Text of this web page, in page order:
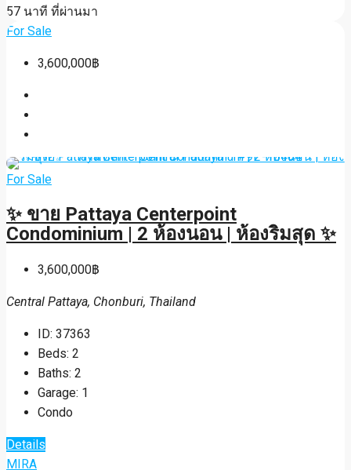
57 นาที ที่ผ่านมา
For Sale
3,600,000฿
For Sale
✨ ขาย Pattaya Centerpoint
Condominium | 2 ห้องนอน | ห้องริมสุด ✨
3,600,000฿
Central Pattaya, Chonburi, Thailand
ID: 37363
Beds: 2
Baths: 2
Garage: 1
Condo
Details
MIRA